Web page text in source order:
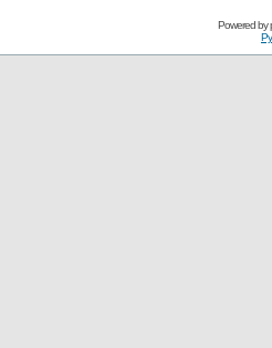
Powered by